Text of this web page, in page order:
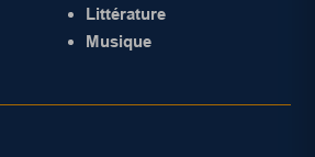
Littérature
Musique